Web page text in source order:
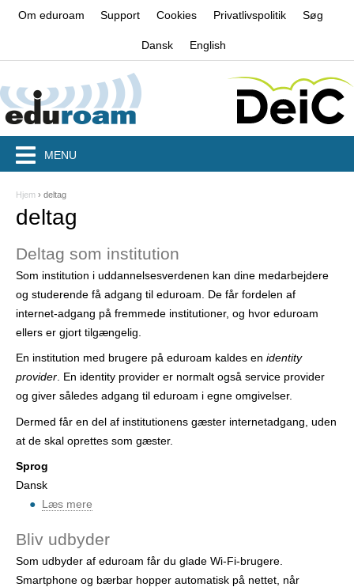
Jump to navigation
Om eduroam Support Cookies Privatlivspolitik Søg
Dansk English
D
u
e
r
h
e
r
Hjem › deltag
deltag
Deltag som institution
Som institution i uddannelsesverdenen kan dine medarbejdere
og studerende få adgang til eduroam. De får fordelen af
internet-adgang på fremmede institutioner, og hvor eduroam
ellers er gjort tilgængelig.
En institution med brugere på eduroam kaldes en identity
provider. En identity provider er normalt også service provider
og giver således adgang til eduroam i egne omgivelser.
Dermed får en del af institutionens gæster internetadgang, uden
at de skal oprettes som gæster.
Sprog
Dansk
Læs mere
o
D
e
Bliv udbyder
Som udbyder af eduroam får du glade Wi-Fi-brugere.
Smartphone og bærbar hopper automatisk på nettet, når
MENU